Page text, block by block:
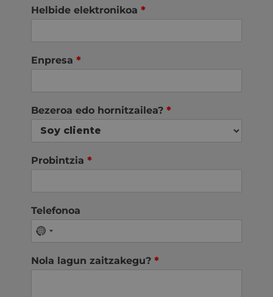
Helbide elektronikoa *
Enpresa *
Bezeroa edo hornitzailea? *
Probintzia *
Telefonoa
Nola lagun zaitzakegu? *